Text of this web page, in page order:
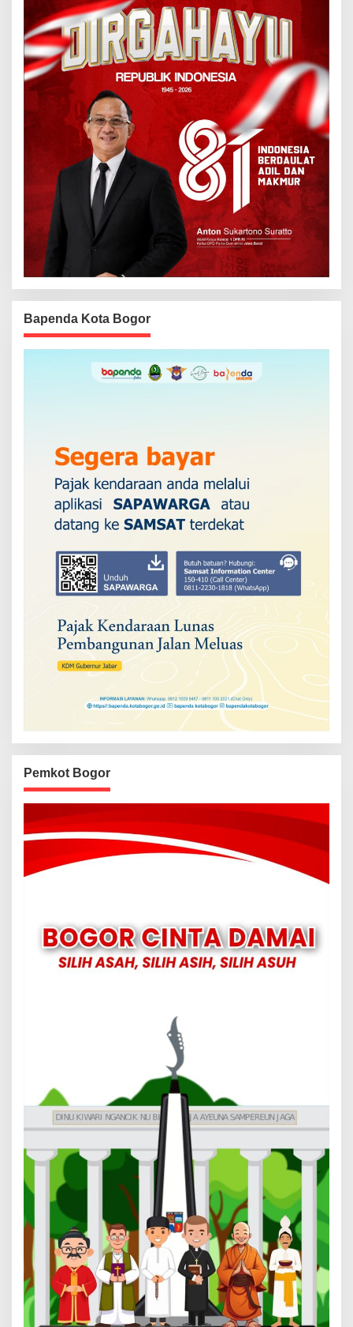
Bapenda Kota Bogor
Pemkot Bogor